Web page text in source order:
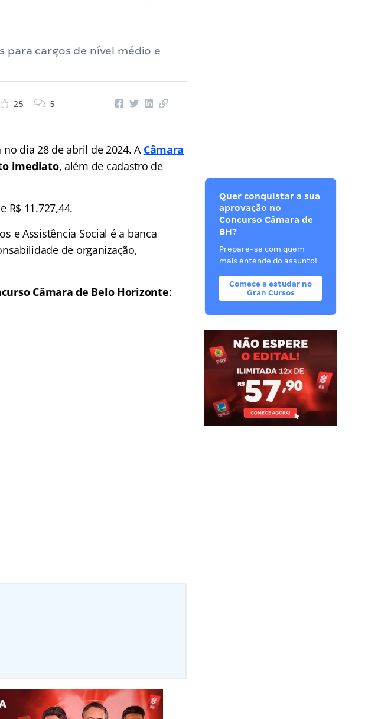
para cargos de nível médio e
25 5
no dia 28 de abril de 2024. A Câmara
imediato, além de cadastro de
R$ 11.727,44.
e Assistência Social é a banca
de organização,
Câmara de Belo Horizonte:
Quer conquistar a sua
aprovação no
Concurso Câmara de
BH?
Prepare-se com quem
mais entende do assunto!
Comece a estudar no
Gran Cursos